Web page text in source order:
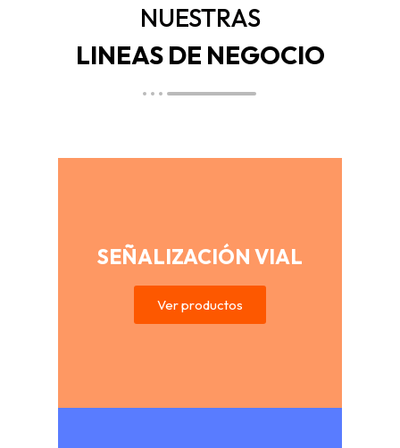
NUESTRAS
LINEAS DE NEGOCIO
SEÑALIZACIÓN VIAL
Ver productos